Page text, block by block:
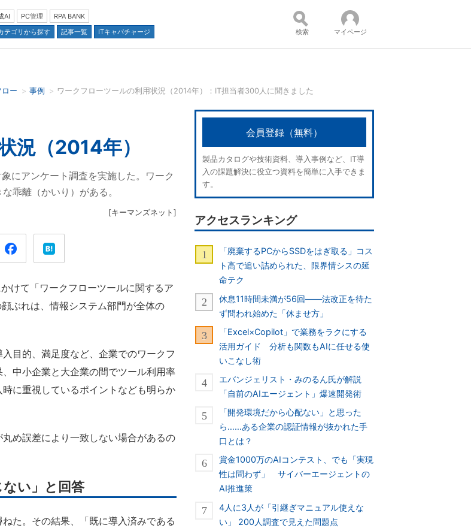
AI PC管理
RPA BANK
テゴリから探す 記事一覧 ITキャパチャージ
コンテンツ：
並び順：
検索 マイページ
ロー 事例 ワークフローツールの利用状況（2014年）：IT担当者300人に聞きました
況（2014年）
にアンケート調査を実施した。ワーク
乖離（かいり）がある。
[キーマンズネット ]
けて「ワークフローツールに関するア
ぶれは、情報システム部門が全体の
目的、満足度など、企業でのワークフ
中小企業と大企業の間でツール利用率
に重視しているポイントなども明らか
め誤差により一致しない場合があるの
い」と回答
た。その結果、「既に導入済みである
会員登録（無料）
製品カタログや技術資料、導入事例など、IT導
入の課題解決に役立つ資料を簡単に入手できま
す。
アクセスランキング
「廃棄するPCからSSDをはぎ取る」コス
ト高で追い詰められた、限界情シスの延
命テク
休息11時間未満が56回――法改正を待た
ず問われ始めた「休ませ方」
「Excel×Copilot」で業務をラクにする
活用ガイド 分析も関数もAIに任せる使
いこなし術
エバンジェリスト・みのるん氏が解説
「自前のAIエージェント」爆速開発術
「開発環境だから心配ない」と思った
ら……ある企業の認証情報が抜かれた手
口とは？
賞金1000万のAIコンテスト、でも「実現
性は問わず」 サイバーエージェントの
AI推進策
4人に3人が「引継ぎマニュアル使えな
い」 200人調査で見えた問題点